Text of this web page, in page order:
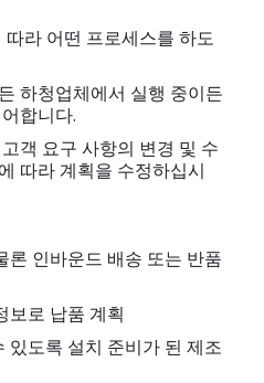
라 어떤 프로세스를 하도
하청업체에서 실행 중이든
합니다.
객 요구 사항의 변경 및 수
따라 계획을 수정하십시
론 인바운드 배송 또는 반품
보로 납품 계획
있도록 설치 준비가 된 제조